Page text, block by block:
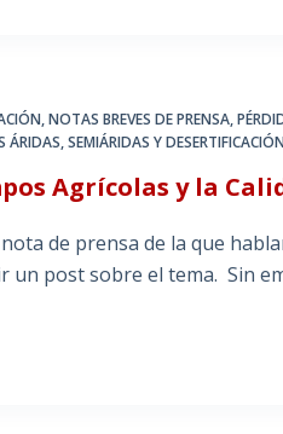
,NOTAS BREVES DE PRENSA,
ÁRIDAS, SEMIÁRIDAS Y DESERTIFICACIÓN
Agrícolas y la
de prensa de la que
un post sobre el tema. Sin